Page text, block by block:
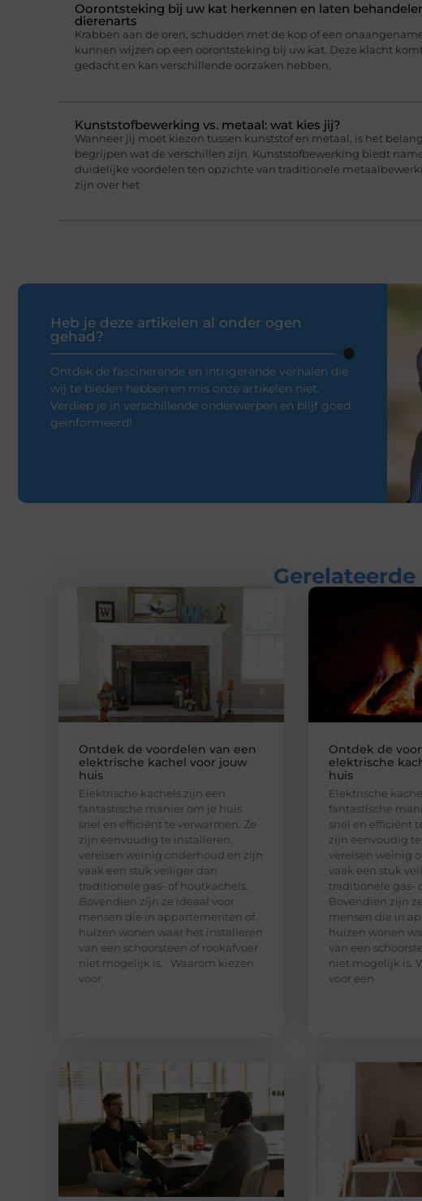
Oorontsteking bij uw kat herkennen en laten
dierenarts
Krabben aan de oren, schudden met de kop of een
kunnen wijzen op een oorontsteking bij uw kat. Deze klacht
gedacht en kan verschillende oorzaken hebben,
Kunststofbewerking vs. metaal: wat kies jij?
Wanneer jij moet kiezen tussen kunststof en metaal, is het
begrijpen wat de verschillen zijn. Kunststofbewerking biedt
duidelijke voordelen ten opzichte van traditionele
zijn over het
Heb je deze artikelen al onder ogen
gehad?
Ontdek de fascinerende en intrigerende verhalen die
wij te bieden hebben en mis onze artikelen niet.
Verdiep je in verschillende onderwerpen en blijf goed
geïnformeerd!
Ontdek de voordelen van een
elektrische kachel voor jouw
huis
Elektrische kachels zijn een
fantastische manier om je huis
snel en efficiënt te verwarmen. Ze
zijn eenvoudig te installeren,
vereisen weinig onderhoud en zijn
vaak een stuk veiliger dan
traditionele gas- of houtkachels.
Bovendien zijn ze ideaal voor
mensen die in appartementen of
huizen wonen waar het installeren
van een schoorsteen of rookafvoer
niet mogelijk is. Waarom kiezen
voor
Ontdek de
elektrische
huis
Elektrische
fantastische
snel en efficiënt
zijn eenvoudig
vereisen weinig
vaak een stuk
traditionele gas-
Bovendien zijn
mensen die in
huizen wonen
van een
niet mogelijk is.
voor een